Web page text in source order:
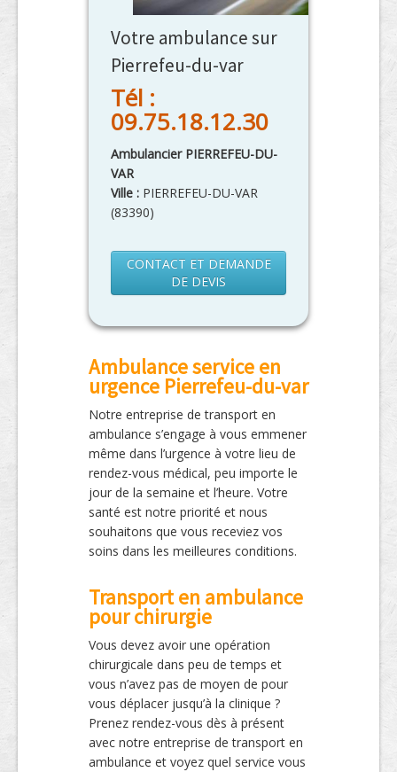
Votre ambulance sur
Pierrefeu-du-var
Tél :
09.75.18.12.30
Ambulancier PIERREFEU-DU-
VAR
Ville : PIERREFEU-DU-VAR
(83390)
CONTACT ET DEMANDE
DE DEVIS
Ambulance service en
urgence Pierrefeu-du-var
Notre entreprise de transport en
ambulance s’engage à vous emmener
même dans l’urgence à votre lieu de
rendez-vous médical, peu importe le
jour de la semaine et l’heure. Votre
santé est notre priorité et nous
souhaitons que vous receviez vos
soins dans les meilleures conditions.
Transport en ambulance
pour chirurgie
Vous devez avoir une opération
chirurgicale dans peu de temps et
vous n’avez pas de moyen de pour
vous déplacer jusqu’à la clinique ?
Prenez rendez-vous dès à présent
avec notre entreprise de transport en
ambulance et voyez quel service vous